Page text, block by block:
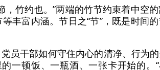
竹约也。”两端的竹节约束着中空的
丰富内涵。节日之“节”，既是时间
员干部如何守住内心的清净、行为
一顿饭、一瓶酒、一张卡开始的。